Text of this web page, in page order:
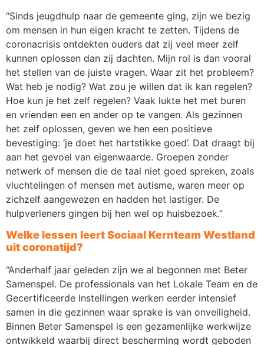
“Sinds jeugdhulp naar de gemeente ging, zijn we bezig
om mensen in hun eigen kracht te zetten. Tijdens de
coronacrisis ontdekten ouders dat zij veel meer zelf
kunnen oplossen dan zij dachten. Mijn rol is dan vooral
het stellen van de juiste vragen. Waar zit het probleem?
Wat heb je nodig? Wat zou je willen dat ik kan regelen?
Hoe kun je het zelf regelen? Vaak lukte het met buren
en vrienden een en ander op te vangen. Als gezinnen
het zelf oplossen, geven we hen een positieve
bevestiging: ‘je doet het hartstikke goed’. Dat draagt bij
aan het gevoel van eigenwaarde. Groepen zonder
netwerk of mensen die de taal niet goed spreken, zoals
vluchtelingen of mensen met autisme, waren meer op
zichzelf aangewezen en hadden het lastiger. De
hulpverleners gingen bij hen wel op huisbezoek.”
Welke lessen leert Sociaal Kernteam Westland
uit coronatijd?
“Anderhalf jaar geleden zijn we al begonnen met Beter
Samenspel. De professionals van het Lokale Team en de
Gecertificeerde Instellingen werken eerder intensief
samen in die gezinnen waar sprake is van onveiligheid.
Binnen Beter Samenspel is een gezamenlijke werkwijze
ontwikkeld waarbij direct bescherming wordt geboden